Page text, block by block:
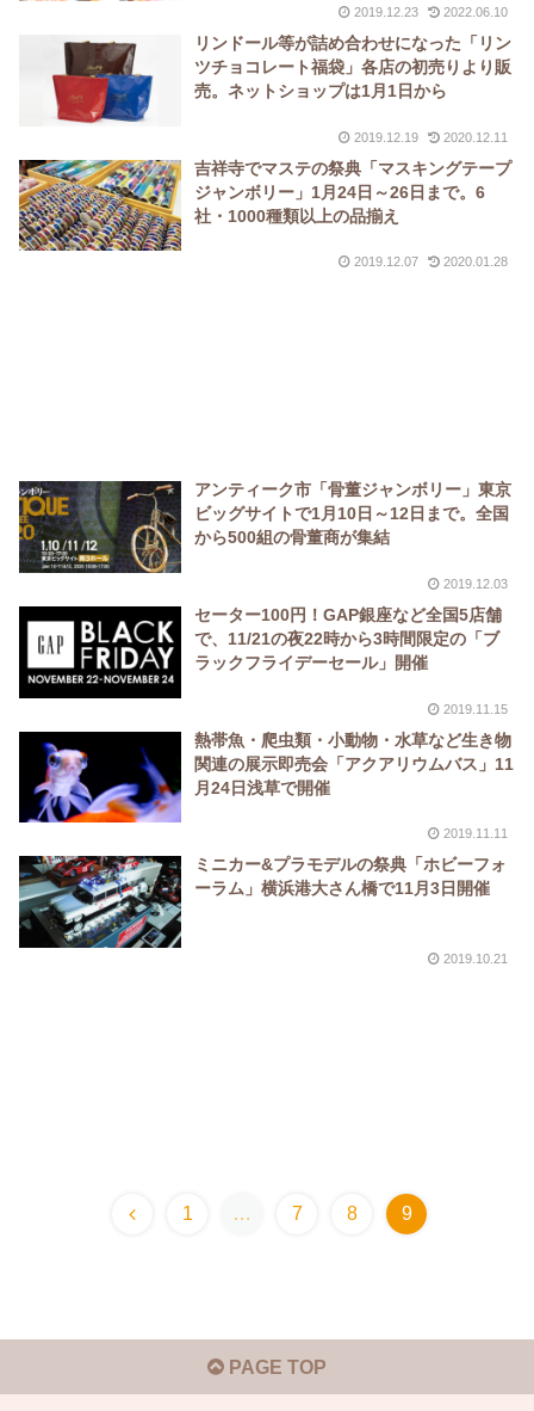
2019.12.23 2022.06.10
リンドール等が詰め合わせになった「リン
ツチョコレート福袋」各店の初売りより販
売。ネットショップは1月1日から
2019.12.19 2020.12.11
吉祥寺でマステの祭典「マスキングテープ
ジャンボリー」1月24日～26日まで。6
社・1000種類以上の品揃え
2019.12.07 2020.01.28
アンティーク市「骨董ジャンボリー」東京
ビッグサイトで1月10日～12日まで。全国
から500組の骨董商が集結
2019.12.03
セーター100円！GAP銀座など全国5店舗
で、11/21の夜22時から3時間限定の「ブ
ラックフライデーセール」開催
2019.11.15
熱帯魚・爬虫類・小動物・水草など生き物
関連の展示即売会「アクアリウムバス」11
月24日浅草で開催
2019.11.11
ミニカー&プラモデルの祭典「ホビーフォ
ーラム」横浜港大さん橋で11月3日開催
2019.10.21
1 … 7 8 9
PAGE TOP